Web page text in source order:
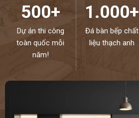
500+
Dự án thi công
toàn quốc mỗi
năm!
1.000+
Đá bàn bếp chất
liệu thạch anh